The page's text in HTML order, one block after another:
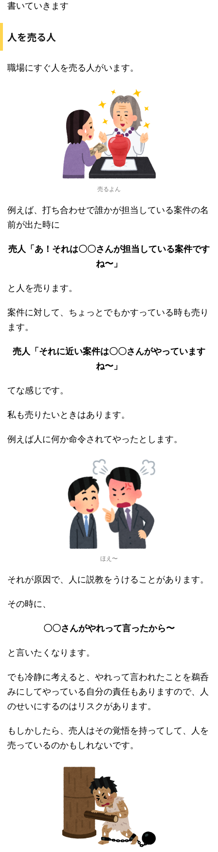
書いていきます
人を売る人
職場にすぐ人を売る人がいます。
売るよん
例えば、打ち合わせで誰かが担当している案件の名
前が出た時に
売人「あ！それは〇〇さんが担当している案件です
ね〜」
と人を売ります。
案件に対して、ちょっとでもかすっている時も売り
ます。
売人「それに近い案件は〇〇さんがやっています
ね〜」
てな感じです。
私も売りたいときはあります。
例えば人に何か命令されてやったとします。
ほえ〜
それが原因で、人に説教をうけることがあります。
その時に、
〇〇さんがやれって言ったから〜
と言いたくなります。
でも冷静に考えると、やれって言われたことを鵜呑
みにしてやっている自分の責任もありますので、人
のせいにするのはリスクがあります。
もしかしたら、売人はその覚悟を持ってして、人を
売っているのかもしれないです。